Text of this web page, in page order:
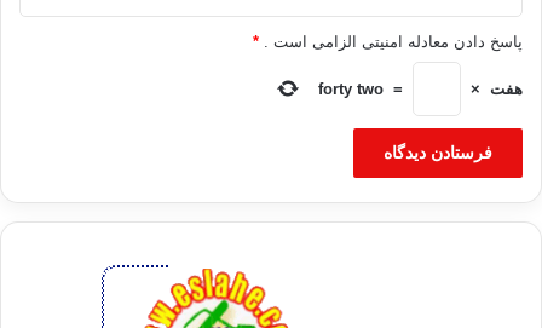
پاسخ دادن معادله امنیتی الزامی است . *
هفت ×
=
forty two